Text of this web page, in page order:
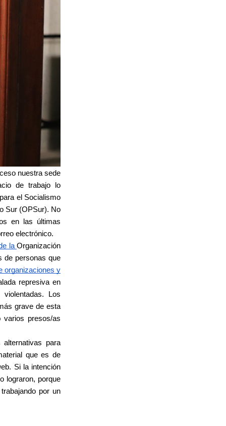
nuestra sede
de trabajo lo
el Socialismo
Sur (OPSur). No
en las últimas
electrónico.
la Organización
de personas que
organizaciones y
represiva en
Los
grave de esta
varios presos/as
para
que es de
Si la intención
lograron, porque
por un